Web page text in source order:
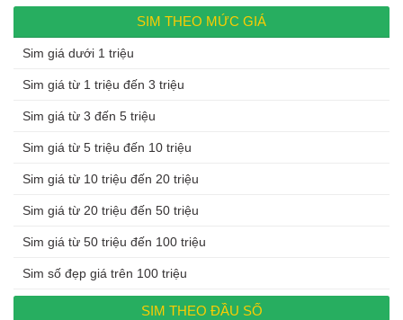
SIM THEO MỨC GIÁ
Sim giá dưới 1 triệu
Sim giá từ 1 triệu đến 3 triệu
Sim giá từ 3 đến 5 triệu
Sim giá từ 5 triệu đến 10 triệu
Sim giá từ 10 triệu đến 20 triệu
Sim giá từ 20 triệu đến 50 triệu
Sim giá từ 50 triệu đến 100 triệu
Sim số đẹp giá trên 100 triệu
SIM THEO ĐẦU SỐ